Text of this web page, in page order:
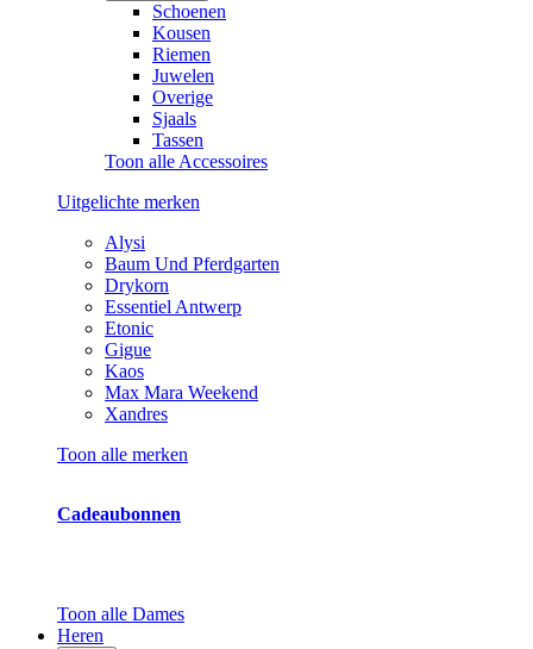
Schoenen
Kousen
Riemen
Juwelen
Overige
Sjaals
Tassen
Toon alle Accessoires
Uitgelichte merken
Alysi
Baum Und Pferdgarten
Drykorn
Essentiel Antwerp
Etonic
Gigue
Kaos
Max Mara Weekend
Xandres
Toon alle merken
Cadeaubonnen
Toon alle Dames
Heren